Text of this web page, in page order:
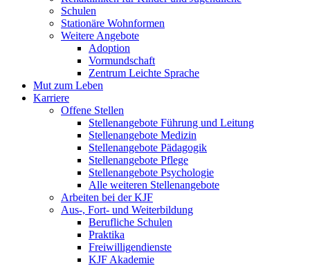
Schulen
Stationäre Wohnformen
Weitere Angebote
Adoption
Vormundschaft
Zentrum Leichte Sprache
Mut zum Leben
Karriere
Offene Stellen
Stellenangebote Führung und Leitung
Stellenangebote Medizin
Stellenangebote Pädagogik
Stellenangebote Pflege
Stellenangebote Psychologie
Alle weiteren Stellenangebote
Arbeiten bei der KJF
Aus-, Fort- und Weiterbildung
Berufliche Schulen
Praktika
Freiwilligendienste
KJF Akademie